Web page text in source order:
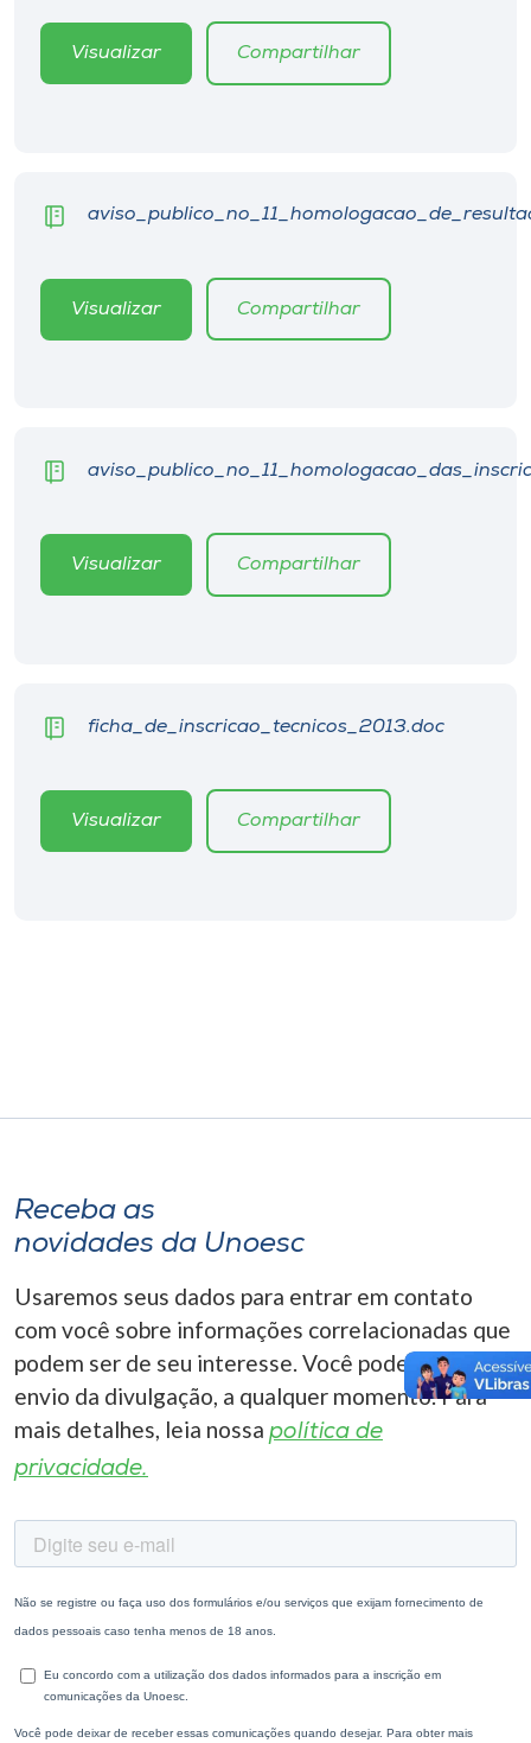
Editora
Rádio
Unoesc
Visualizar Compartilhar
Visualizar Compartilhar
Visualizar Compartilhar
ficha_de_inscricao_tecnicos_2013.doc
Visualizar Compartilhar
Receba as
novidades da Unoesc
Usaremos seus dados para entrar em contato
com você sobre informações correlacionadas que
podem ser de seu interesse. Você pode cancelar o
envio da divulgação, a qualquer momento. Para
mais detalhes, leia nossa política de
privacidade.